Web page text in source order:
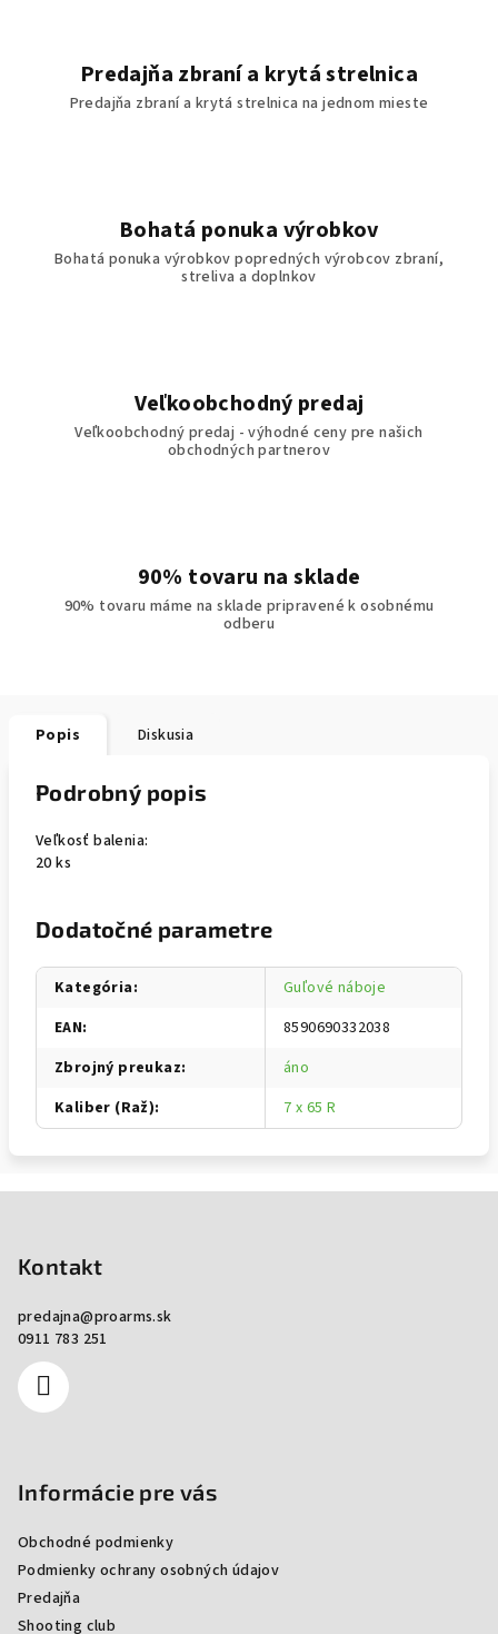
Predajňa zbraní a krytá strelnica
Predajňa zbraní a krytá strelnica na jednom mieste
Bohatá ponuka výrobkov
Bohatá ponuka výrobkov popredných výrobcov zbraní,
streliva a doplnkov
Veľkoobchodný predaj
Veľkoobchodný predaj - výhodné ceny pre našich
obchodných partnerov
90% tovaru na sklade
90% tovaru máme na sklade pripravené k osobnému
odberu
Popis Diskusia
Podrobný popis
Veľkosť balenia:
20 ks
Dodatočné parametre
Kategória:
Guľové náboje
EAN:
8590690332038
Zbrojný preukaz:
áno
Kaliber (Raž): 7 x 65 R
Kontakt
predajna@proarms.sk
0911 783 251
Informácie pre vás
Obchodné podmienky
Podmienky ochrany osobných údajov
Predajňa
Shooting club